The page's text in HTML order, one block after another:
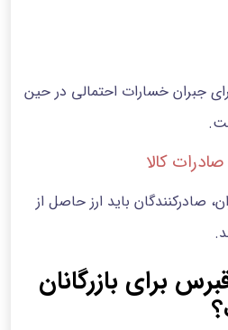
جبران خسارات احتمالی در حین
صادرکنندگان باید ارز حاصل از
برای بازرگانان